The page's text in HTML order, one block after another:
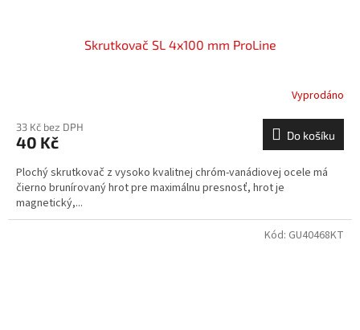
Skrutkovač SL 4x100 mm ProLine
Vyprodáno
33 Kč bez DPH
40 Kč Do košíku
Plochý skrutkovač z vysoko kvalitnej chróm-vanádiovej ocele má
čierno brunírovaný hrot pre maximálnu presnosť, hrot je
magnetický,...
Kód: GU40468KT